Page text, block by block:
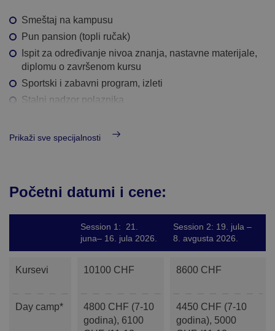
Smeštaj na kampusu
Pun pansion (topli ručak)
Ispit za određivanje nivoa znanja, nastavne materijale,
diplomu o završenom kursu
Sportski i zabavni program, izleti
Stalni nadzor polaznika
24-satni telefon za hitne slučajeve
17h
Prikaži sve specijalnosti
Početni datumi i cene:
Session 1: 21.
juna– 16. jula 2026.
Session 2: 19. jula –
8. avgusta 2026.
Kursevi 10100 CHF 8600 CHF
Day camp*
4800 CHF (7-10
godina), 6100
4450 CHF (7-10
godina), 5000